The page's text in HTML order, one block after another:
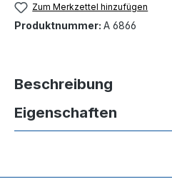
Zum Merkzettel hinzufügen
Produktnummer: A 6866
Beschreibung
Eigenschaften